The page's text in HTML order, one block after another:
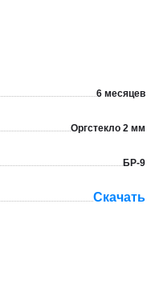
6 месяцев
Оргстекло 2 мм
БР-9
Скачать